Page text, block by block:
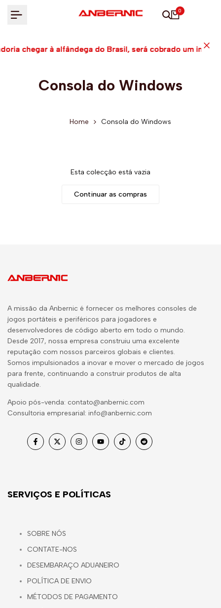
0
chegar à alfândega do Brasil, será cobrado um
chegar à alfândega do Brasil, será cobrado um
chegar à alfândega do Brasil, será cobrado um
Consola do Windows
Home Consola do Windows
Esta colecção está vazia
Continuar as compras
A missão da Anbernic é fornecer os melhores consoles de
jogos portáteis e periféricos para jogadores e
desenvolvedores de código aberto em todo o mundo.
Desde 2017, nossa empresa construiu uma excelente
reputação com nossos parceiros globais e clientes.
Somos impulsionados a inovar e mover o mercado de jogos
para frente, continuando a construir produtos de alta
qualidade.
Apoio pós-venda: contato@anbernic.com
Consultoria empresarial: info@anbernic.com
FacebookTwitterInstagramYouTubeTikTokReddit
SERVIÇOS E POLÍTICAS
SOBRE NÓS
CONTATE-NOS
DESEMBARAÇO ADUANEIRO
POLÍTICA DE ENVIO
MÉTODOS DE PAGAMENTO
para